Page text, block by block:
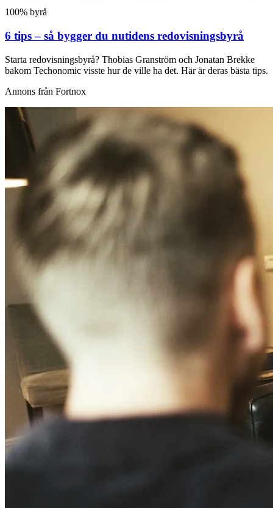
100% byrå
6 tips – så bygger du nutidens redovisningsbyrå
Starta redovisningsbyrå? Thobias Granström och Jonatan Brekke
bakom Techonomic visste hur de ville ha det. Här är deras bästa tips.
Annons från Fortnox